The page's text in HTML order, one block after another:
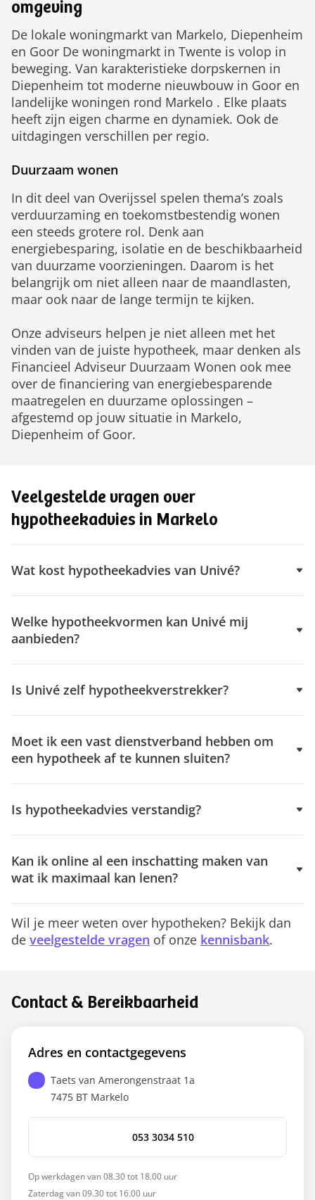
omgeving
De lokale woningmarkt van Markelo, Diepenheim
en Goor De woningmarkt in Twente is volop in
beweging. Van karakteristieke dorpskernen in
Diepenheim tot moderne nieuwbouw in Goor en
landelijke woningen rond Markelo . Elke plaats
heeft zijn eigen charme en dynamiek. Ook de
uitdagingen verschillen per regio.
Duurzaam wonen
In dit deel van Overijssel spelen thema’s zoals
verduurzaming en toekomstbestendig wonen
een steeds grotere rol. Denk aan
energiebesparing, isolatie en de beschikbaarheid
van duurzame voorzieningen. Daarom is het
belangrijk om niet alleen naar de maandlasten,
maar ook naar de lange termijn te kijken.
Onze adviseurs helpen je niet alleen met het
vinden van de juiste hypotheek, maar denken als
Financieel Adviseur Duurzaam Wonen ook mee
over de financiering van energiebesparende
maatregelen en duurzame oplossingen –
afgestemd op jouw situatie in Markelo,
Diepenheim of Goor.
Veelgestelde vragen over
hypotheekadvies in Markelo
Wat kost hypotheekadvies van Univé?
Welke hypotheekvormen kan Univé mij
aanbieden?
Is Univé zelf hypotheekverstrekker?
Moet ik een vast dienstverband hebben om
een hypotheek af te kunnen sluiten?
Is hypotheekadvies verstandig?
Kan ik online al een inschatting maken van
wat ik maximaal kan lenen?
Wil je meer weten over hypotheken? Bekijk dan
de veelgestelde vragen of onze kennisbank.
Contact & Bereikbaarheid
Adres en contactgegevens
Taets van Amerongenstraat 1a
7475 BT Markelo
053 3034 510
Op werkdagen van 08.30 tot 18.00 uur
Zaterdag van 09.30 tot 16.00 uur